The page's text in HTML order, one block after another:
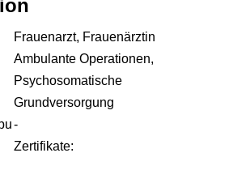
Frauenarzt, Frauenärztin
Ambulante Operationen,
Psychosomatische
Grundversorgung
-
Zertifikate: